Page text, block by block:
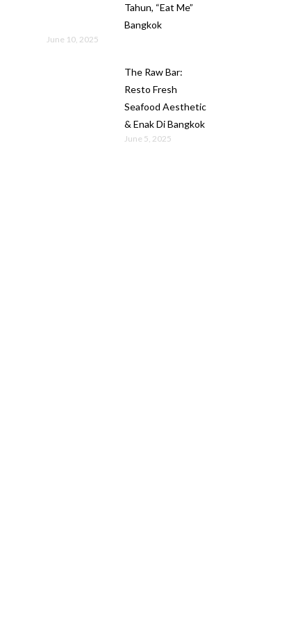
Tahun, “Eat Me”
Bangkok
June 10, 2025
The Raw Bar:
Resto Fresh
Seafood Aesthetic
& Enak Di Bangkok
June 5, 2025